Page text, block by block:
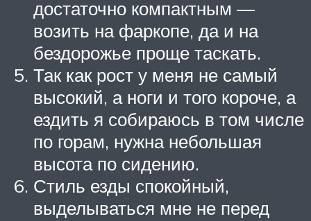
достаточно компактным —
возить на фаркопе, да и на
бездорожье проще таскать.
Так как рост у меня не самый
высокий, а ноги и того короче, а
ездить я собираюсь в том числе
по горам, нужна небольшая
высота по сидению.
Стиль езды спокойный,
выделываться мне не перед